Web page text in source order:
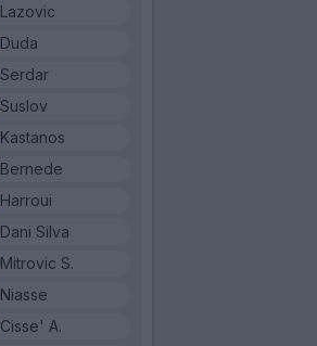
Lazovic
Duda
Serdar
Suslov
Kastanos
Bernede
Harroui
Dani Silva
Mitrovic S.
Niasse
Cisse' A.